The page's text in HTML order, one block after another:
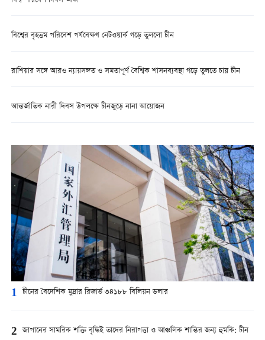
বিশ্বের বৃহত্তম পরিবেশ পর্যবেক্ষণ নেটওয়ার্ক গড়ে তুললো চীন
রাশিয়ার সঙ্গে আরও ন্যায়সঙ্গত ও সমতাপূর্ণ বৈশ্বিক শাসনব্যবস্থা গড়ে তুলতে চায় চীন
আন্তর্জাতিক নারী দিবস উপলক্ষে চীনজুড়ে নানা আয়োজন
1 চীনের বৈদেশিক মুদ্রার রিজার্ভ ৩৪১৮৮ বিলিয়ন ডলার
2 জাপানের সামরিক শক্তি বৃদ্ধিই তাদের নিরাপত্তা ও আঞ্চলিক শান্তির জন্য হুমকি: চীন